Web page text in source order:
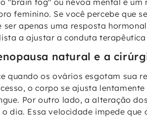
"brain fog" ou névoa mental é
feminino. Se você percebe que
apenas uma resposta
a ajustar a conduta
natural e a
quando os ovários esgotam sua
o corpo se ajusta
Por outro lado, a alteração
dia. Essa velocidade impede que